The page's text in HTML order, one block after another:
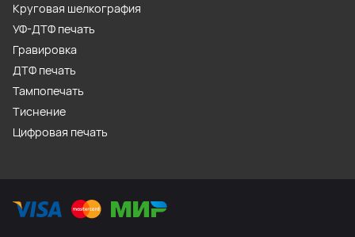
Круговая шелкография
УФ-ДТФ печать
Гравировка
ДТФ печать
Тампопечать
Тиснение
Цифровая печать